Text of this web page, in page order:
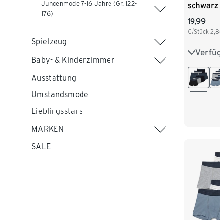
Jungenmode 7-16 Jahre (Gr. 122-
176)
Spielzeug
Baby- & Kinderzimmer
Ausstattung
Umstandsmode
Lieblingsstars
MARKEN
SALE
schwarz
19,99
€/Stück
122/128
146/152